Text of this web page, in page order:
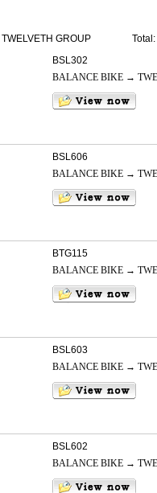
TWELVETH GROUP
BSL302
BALANCE BIKE →
BSL606
BALANCE BIKE →
BTG115
BALANCE BIKE →
BSL603
BALANCE BIKE →
BSL602
BALANCE BIKE →